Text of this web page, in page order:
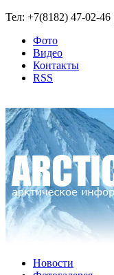
Тел: +7(8182) 47-02-
Фото
Видео
Контакты
RSS
Новости